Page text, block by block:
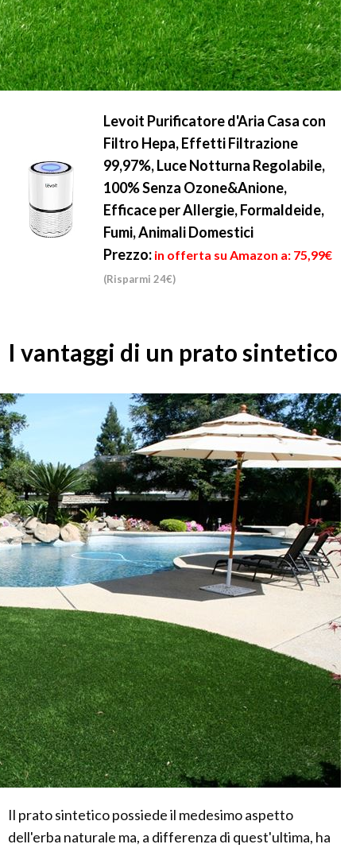
Levoit Purificatore d'Aria Casa con
Filtro Hepa, Effetti Filtrazione
99,97%, Luce Notturna Regolabile,
100% Senza Ozone&Anione,
Efficace per Allergie, Formaldeide,
Fumi, Animali Domestici
Prezzo: in offerta su Amazon a: 75,99€
(Risparmi 24€)
I vantaggi di un prato sintetico
Il prato sintetico possiede il medesimo aspetto
dell'erba naturale ma, a differenza di quest'ultima, ha